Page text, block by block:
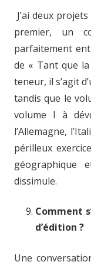
J’ai deux
premier, un
parfaitement
de « Tant que
teneur, il s’agit
tandis que le
volume I à
l’Allemagne,
périlleux
géographique
dissimule.
Comment
d’édition ?
Une